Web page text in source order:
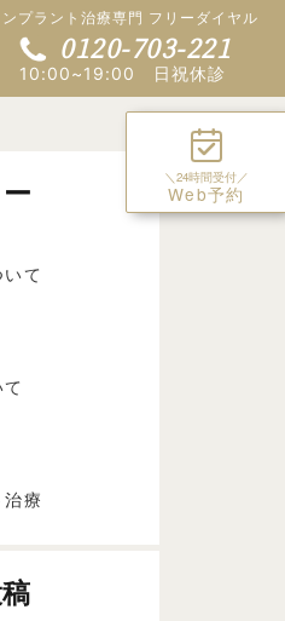
ンプラント治療専門 フリーダイヤル
0120-703-221
10:00~19:00 日祝休診
＼24時間受付／
Web予約
て
療